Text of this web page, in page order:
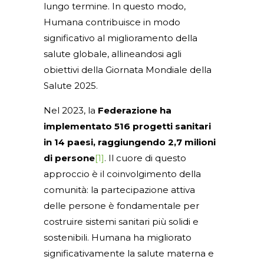
lungo termine. In questo modo,
Humana contribuisce in modo
significativo al miglioramento della
salute globale, allineandosi agli
obiettivi della Giornata Mondiale della
Salute 2025.
Nel 2023, la Federazione ha
implementato 516 progetti sanitari
in 14 paesi, raggiungendo 2,7 milioni
di persone[1]. Il cuore di questo
approccio è il coinvolgimento della
comunità: la partecipazione attiva
delle persone è fondamentale per
costruire sistemi sanitari più solidi e
sostenibili. Humana ha migliorato
significativamente la salute materna e